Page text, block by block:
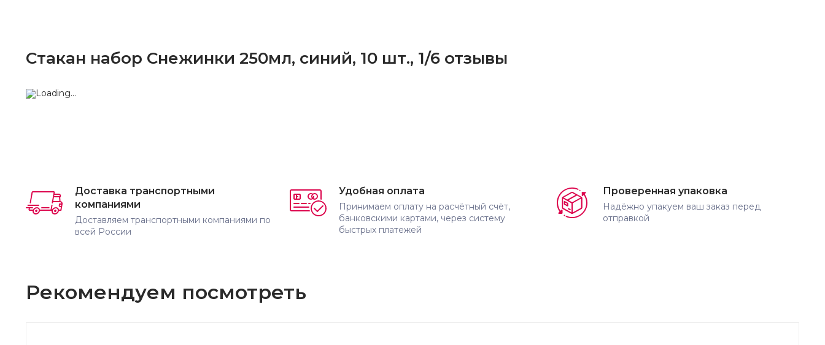
Стакан набор Снежинки 250мл, синий, 10 шт., 1/6 отзывы
Доставка транспортными
компаниями
Доставляем транспортными компаниями по
всей России
Удобная оплата
Принимаем оплату на расчётный счёт,
банковскими картами, через систему
быстрых платежей
Проверенная упаковка
Надёжно упакуем ваш заказ перед
отправкой
Рекомендуем посмотреть